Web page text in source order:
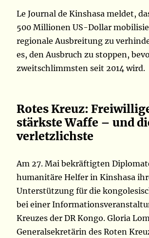
Le Journal de Kinshasa meldet,
500 Millionen US-Dollar
regionale Ausbreitung zu
es, den Ausbruch zu stoppen,
zweitschlimmsten seit 2014 wird.
Rotes Kreuz:
stärkste Waffe – und
verletzlichste
Am 27. Mai bekräftigten
humanitäre Helfer in Kinshasa
Unterstützung für die
bei einer
Kreuzes der DR Kongo. Gloria
Generalsekretärin des Roten